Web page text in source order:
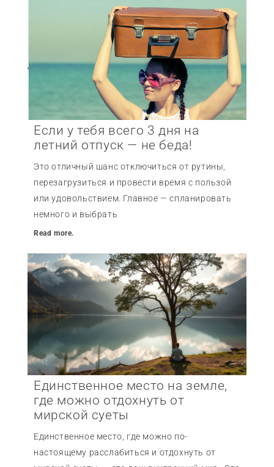
Если у тебя всего 3 дня на
летний отпуск — не беда!
Это отличный шанс отключиться от рутины,
перезагрузиться и провести время с пользой
или удовольствием. Главное — спланировать
немного и выбрать
Read more.
Единственное место на земле,
где можно отдохнуть от
мирской суеты
Единственное место, где можно по-
настоящему расслабиться и отдохнуть от